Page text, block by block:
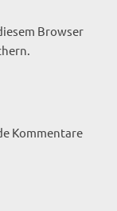
Browser
Kommentare